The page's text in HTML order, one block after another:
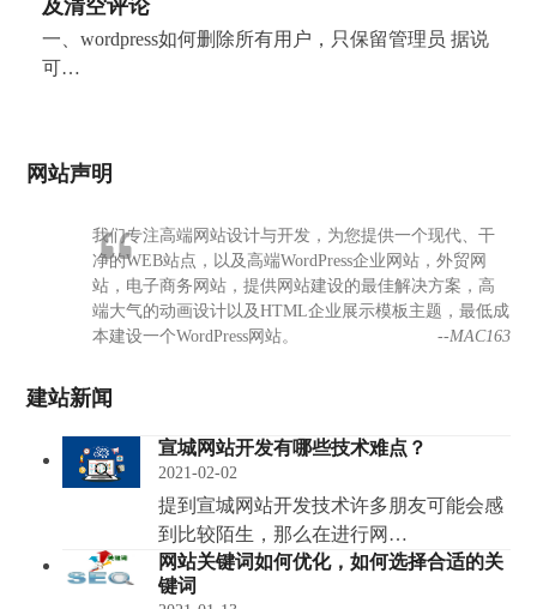
及清空评论
一、wordpress如何删除所有用户，只保留管理员 据说
可…
网站声明
我们专注高端网站设计与开发，为您提供一个现代、干
净的WEB站点，以及高端WordPress企业网站，外贸网
站，电子商务网站，提供网站建设的最佳解决方案，高
端大气的动画设计以及HTML企业展示模板主题，最低成
本建设一个WordPress网站。
--MAC163
建站新闻
宣城网站开发有哪些技术难点？
2021-02-02
提到宣城网站开发技术许多朋友可能会感
到比较陌生，那么在进行网…
网站关键词如何优化，如何选择合适的关
键词